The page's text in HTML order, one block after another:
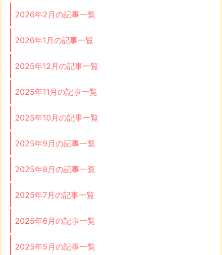
2026年2月の記事一覧
2026年1月の記事一覧
2025年12月の記事一覧
2025年11月の記事一覧
2025年10月の記事一覧
2025年9月の記事一覧
2025年8月の記事一覧
2025年7月の記事一覧
2025年6月の記事一覧
2025年5月の記事一覧